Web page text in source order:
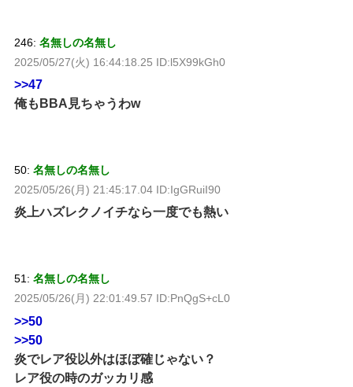
246: 名無しの名無し
2025/05/27(火) 16:44:18.25 ID:l5X99kGh0
>>47
俺もBBA見ちゃうわw
50: 名無しの名無し
2025/05/26(月) 21:45:17.04 ID:IgGRuiI90
炎上ハズレクノイチなら一度でも熱い
51: 名無しの名無し
2025/05/26(月) 22:01:49.57 ID:PnQgS+cL0
>>50
>>50
炎でレア役以外はほぼ確じゃない？
レア役の時のガッカリ感